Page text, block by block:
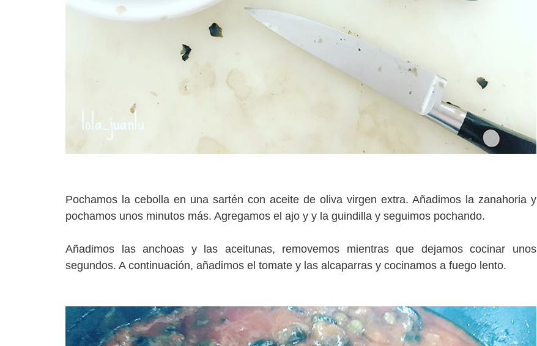
Pochamos la cebolla en una sartén con aceite de oliva virgen extra. Añadimos la zanahoria y
pochamos unos minutos más. Agregamos el ajo y y la guindilla y seguimos pochando.
Añadimos las anchoas y las aceitunas, removemos mientras que dejamos cocinar unos
segundos. A continuación, añadimos el tomate y las alcaparras y cocinamos a fuego lento.